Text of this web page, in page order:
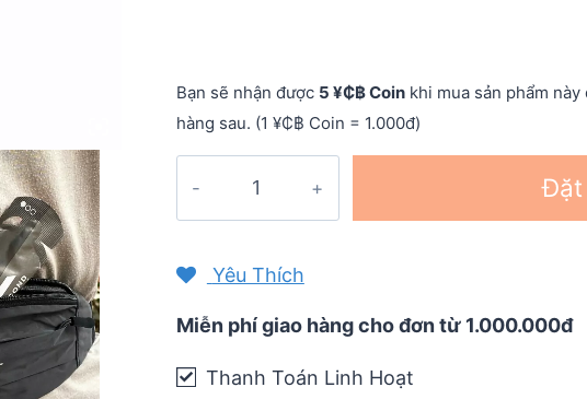
Bạn sẽ nhận được 5 ¥₵฿ Coinkhi mua sản phẩm này
hàng sau. (1 ¥₵฿ Coin = 1.000đ)
chạy
LiveFit
cấp
Đặt
Yêu Thích
Miễn phí giao hàng cho đơn từ 1.000.000đ
Thanh Toán Linh Hoạt